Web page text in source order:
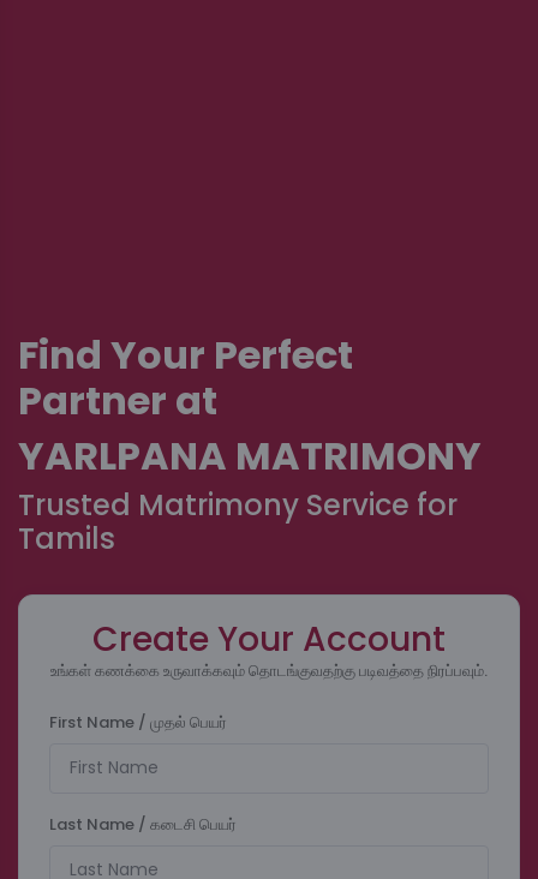
Find Your Perfect
Partner at
YARLPANA MATRIMONY
Trusted Matrimony Service for
Tamils
Create Your Account
உங்கள் கணக்கை உருவாக்கவும் தொடங்குவதற்கு படிவத்தை நிரப்பவும்.
First Name / முதல் பெயர்
Last Name / கடைசி பெயர்